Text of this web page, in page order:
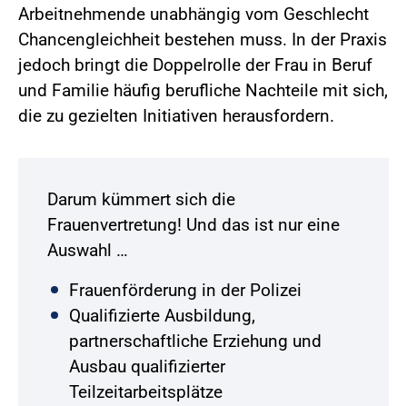
Arbeitnehmende unabhängig vom Geschlecht
Chancengleichheit bestehen muss. In der Praxis
jedoch bringt die Doppelrolle der Frau in Beruf
und Familie häufig berufliche Nachteile mit sich,
die zu gezielten Initiativen herausfordern.
Darum kümmert sich die
Frauenvertretung! Und das ist nur eine
Auswahl …
Frauenförderung in der Polizei
Qualifizierte Ausbildung,
partnerschaftliche Erziehung und
Ausbau qualifizierter
Teilzeitarbeitsplätze